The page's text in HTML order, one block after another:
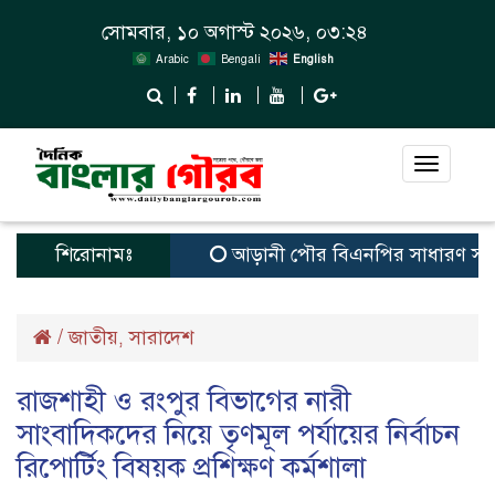
সোমবার, ১০ অগাস্ট ২০২৬, ০৩:২৪
Arabic Bengali English
Toggle
শিরোনামঃ আড়ানী পৌর বিএনপির সাধারণ
/জাতীয়,সারাদেশ
রাজশাহী ও রংপুর বিভাগের নারী
সাংবাদিকদের নিয়ে তৃণমূল পর্যায়ের নির্বাচন
রিপোর্টিং বিষয়ক প্রশিক্ষণ কর্মশালা